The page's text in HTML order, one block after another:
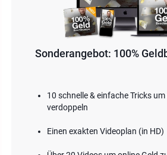
Sonderangebot: 100%
10 schnelle & einfache Tricks
verdoppeln
Einen exakten Videoplan (in HD)